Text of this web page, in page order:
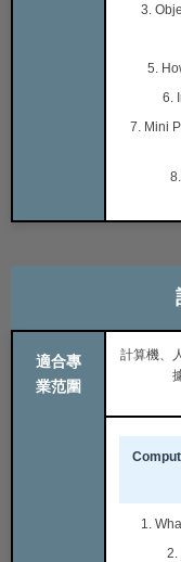
3.
5.
6.
7. Mini
適合專
業范圍
計算機、
1.
2.